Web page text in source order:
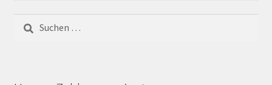
Suchen
nach: